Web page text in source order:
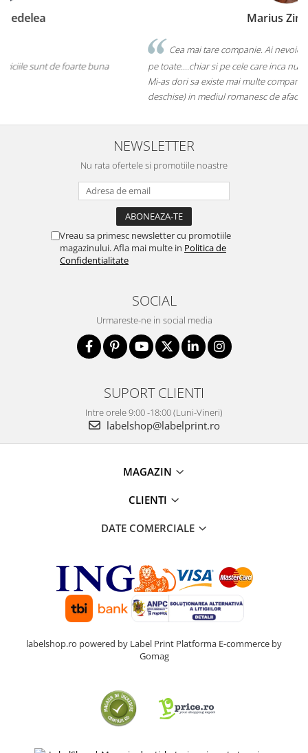
Cea mai tare companie. Ai nevoie de o eticheta? Ei stiu sa le faca
pe toate....chiar si pe cele care inca nu au ajuns pe piata mainstream.
Mi-as dori sa existe mai multe companii de acest gen (inovatoare si
deschise) in mediul romanesc de afaceri. Thumbs up! 5Stele
NEWSLETTER
Nu rata ofertele si promotiile noastre
Vreau sa primesc newsletter cu promotiile
magazinului. Afla mai multe in Politica de
Confidentialitate
SOCIAL
Urmareste-ne in social media
SUPORT CLIENTI
Intre orele 9:00 -18:00 (Luni-Vineri)
labelshop@labelprint.ro
MAGAZIN
CLIENTI
DATE COMERCIALE
labelshop.ro powered by Label Print Platforma E-commerce by
Gomag